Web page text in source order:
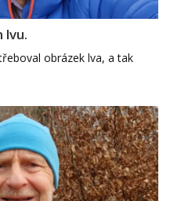
lvu.
obrázek lva, a tak